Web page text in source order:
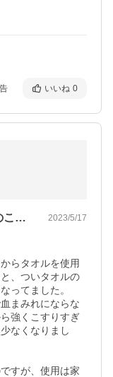
いいね 0
アトピーなのですが、ずっと子供のころか… 2023/5/17
らタオルを使用
、ついタオルの
ってました。
まみれにならな
強くこすりすぎ
なくなりまし
すが、使用は家